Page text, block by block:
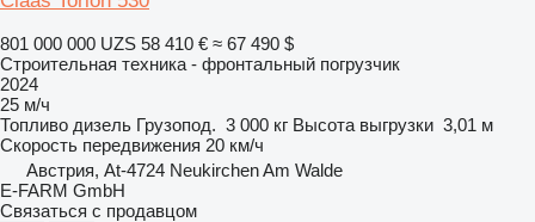
801 000 000 UZS 58 410 € ≈ 67 490 $
Строительная техника - фронтальный погрузчик
2024
25 м/ч
Топливо дизель Грузопод. 3 000 кг Высота выгрузки 3,01 м
Скорость передвижения 20 км/ч
Австрия, At-4724 Neukirchen Am Walde
E-FARM GmbH
Связаться с продавцом